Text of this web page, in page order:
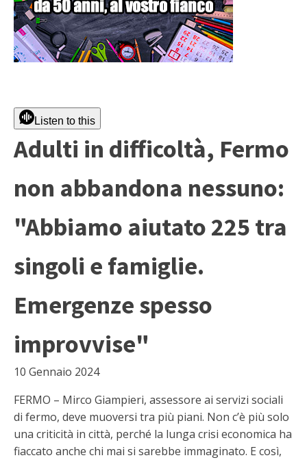
Listen to this
Adulti in difficoltà, Fermo
non abbandona nessuno:
"Abbiamo aiutato 225 tra
singoli e famiglie.
Emergenze spesso
improvvise"
10 Gennaio 2024
FERMO – Mirco Giampieri, assessore ai servizi sociali
di fermo, deve muoversi tra più piani. Non c’è più solo
una criticità in città, perché la lunga crisi economica ha
fiaccato anche chi mai si sarebbe immaginato. E così,